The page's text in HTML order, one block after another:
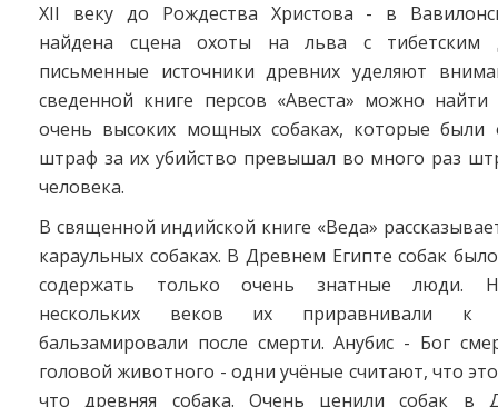
XII веку до Рождества Христова - в
найдена сцена охоты на льва с тибетским
письменные источники древних уделяют
сведенной книге персов «Авеста» можно
очень высоких мощных собаках, которые были
штраф за их убийство превышал во много раз
человека.
В священной индийской книге «Веда»
караульных собаках. В Древнем Египте собак
содержать только очень знатные люди.
нескольких веков их приравнивали к
бальзамировали после смерти. Анубис - Бог
головой животного - одни учёные считают, что
что древняя собака. Очень ценили собак в